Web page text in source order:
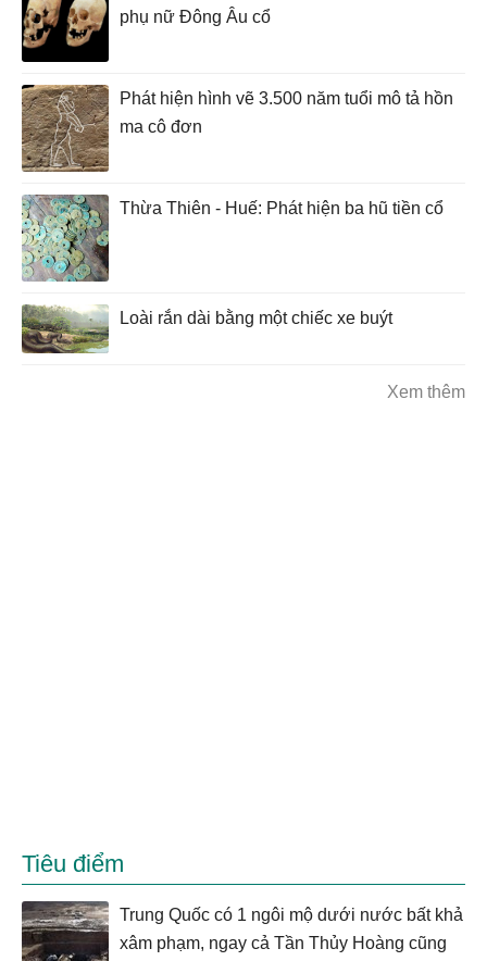
phụ nữ Đông Âu cổ
Phát hiện hình vẽ 3.500 năm tuổi mô tả hồn
ma cô đơn
Thừa Thiên - Huế: Phát hiện ba hũ tiền cổ
Loài rắn dài bằng một chiếc xe buýt
Xem thêm
Tiêu điểm
Trung Quốc có 1 ngôi mộ dưới nước bất khả
xâm phạm, ngay cả Tần Thủy Hoàng cũng